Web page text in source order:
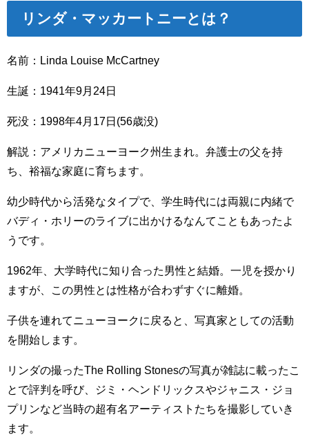
リンダ・マッカートニーとは？
名前：Linda Louise McCartney
生誕：1941年9月24日
死没：1998年4月17日(56歳没)
解説：アメリカニューヨーク州生まれ。弁護士の父を持
ち、裕福な家庭に育ちます。
幼少時代から活発なタイプで、学生時代には両親に内緒で
バディ・ホリーのライブに出かけるなんてこともあったよ
うです。
1962年、大学時代に知り合った男性と結婚。一児を授かり
ますが、この男性とは性格が合わずすぐに離婚。
子供を連れてニューヨークに戻ると、写真家としての活動
を開始します。
リンダの撮ったThe Rolling Stonesの写真が雑誌に載ったこ
とで評判を呼び、ジミ・ヘンドリックスやジャニス・ジョ
プリンなど当時の超有名アーティストたちを撮影していき
ます。